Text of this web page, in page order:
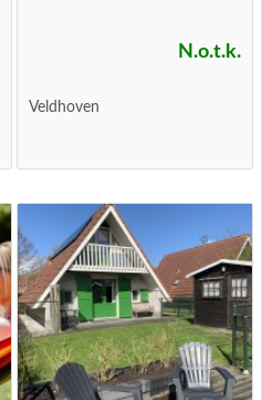
N.o.t.k.
Veldhoven